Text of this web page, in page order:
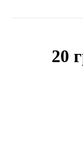
20